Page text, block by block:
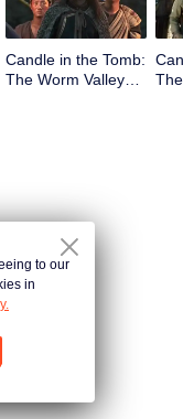
Candle in the Tomb:
The Worm Valley_
to our
in